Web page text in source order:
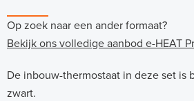
Op zoek naar een ander formaat?
Bekijk ons volledige aanbod e-HEAT
De inbouw-thermostaat in deze set is
zwart.